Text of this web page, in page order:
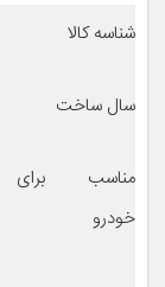
شناسه کالا
سال ساخت
مناسب برای
خودرو